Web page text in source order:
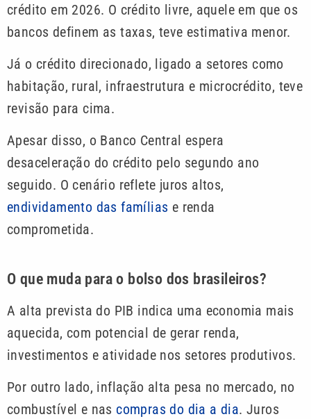
crédito em 2026. O crédito livre, aquele em que os
bancos definem as taxas, teve estimativa menor.
Já o crédito direcionado, ligado a setores como
habitação, rural, infraestrutura e microcrédito, teve
revisão para cima.
Apesar disso, o Banco Central espera
desaceleração do crédito pelo segundo ano
seguido. O cenário reflete juros altos,
endividamento das famílias e renda
comprometida.
O que muda para o bolso dos brasileiros?
A alta prevista do PIB indica uma economia mais
aquecida, com potencial de gerar renda,
investimentos e atividade nos setores produtivos.
Por outro lado, inflação alta pesa no mercado, no
combustível e nas compras do dia a dia. Juros